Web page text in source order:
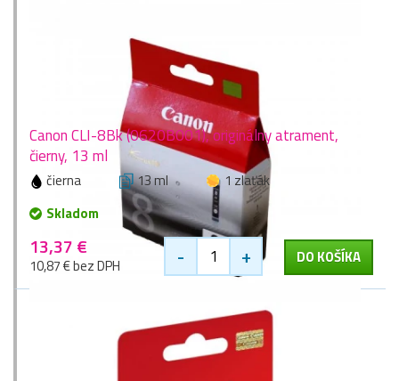
Canon CLI-8Bk (0620B001), originálny atrament,
čierny, 13 ml
čierna 13 ml
1 zlaťák
Skladom
13,37 €
10,87 € bez DPH - + DO KOŠÍKA